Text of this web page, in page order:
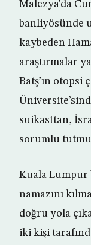
Malezya’da
banliyösünde
kaybeden
araştırmalar
Batş’ın otopsi
suikasttan,
sorumlu
Kuala Lumpur
namazını
doğru yola
iki kişi